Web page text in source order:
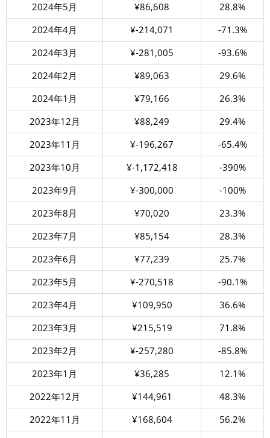
2024年5月
¥86,608
28.8%
2024年4月
¥-214,071
-71.3%
2024年3月
¥-281,005
-93.6%
2024年2月
¥89,063
29.6%
2024年1月
¥79,166
26.3%
2023年12月
¥88,249
29.4%
2023年11月
¥-196,267
-65.4%
2023年10月
¥-1,172,418
-390%
2023年9月
¥-300,000
-100%
2023年8月
¥70,020
23.3%
2023年7月
¥85,154
28.3%
2023年6月
¥77,239
25.7%
2023年5月
¥-270,518
-90.1%
2023年4月
¥109,950
36.6%
2023年3月
¥215,519
71.8%
2023年2月
¥-257,280
-85.8%
2023年1月
¥36,285
12.1%
2022年12月
¥144,961
48.3%
2022年11月
¥168,604
56.2%